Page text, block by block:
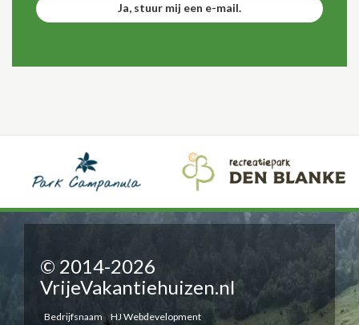
Ja, stuur mij een e-mail.
© 2014-2026
VrijeVakantiehuizen.nl
Bedrijfsnaam HJ Webdevelopment